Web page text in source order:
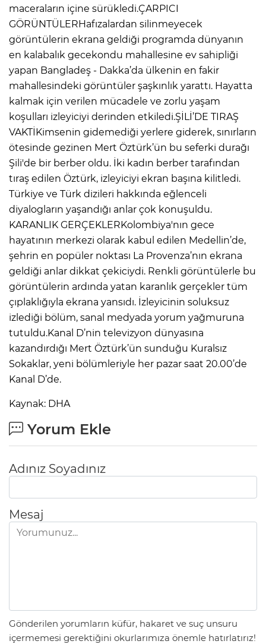
maceraların içine sürükledi.ÇARPICI
GÖRÜNTÜLERHafızalardan silinmeyecek
görüntülerin ekrana geldiği programda dünyanın
en kalabalık gecekondu mahallesine ev sahipliği
yapan Bangladeş - Dakka’da ülkenin en fakir
mahallesindeki görüntüler şaşkınlık yarattı. Hayatta
kalmak için verilen mücadele ve zorlu yaşam
koşulları izleyiciyi derinden etkiledi.ŞİLİ’DE TIRAŞ
VAKTİKimsenin gidemediği yerlere giderek, sınırların
ötesinde gezinen Mert Öztürk’ün bu seferki durağı
Şili'de bir berber oldu. İki kadın berber tarafından
tıraş edilen Öztürk, izleyiciyi ekran başına kilitledi.
Türkiye ve Türk dizileri hakkında eğlenceli
diyalogların yaşandığı anlar çok konuşuldu.
KARANLIK GERÇEKLERKolombiya'nın gece
hayatının merkezi olarak kabul edilen Medellin’de,
şehrin en popüler noktası La Provenza’nın ekrana
geldiği anlar dikkat çekiciydi. Renkli görüntülerle bu
görüntülerin ardında yatan karanlık gerçekler tüm
çıplaklığıyla ekrana yansıdı. İzleyicinin soluksuz
izlediği bölüm, sanal medyada yorum yağmuruna
tutuldu.Kanal D’nin televizyon dünyasına
kazandırdığı Mert Öztürk’ün sunduğu Kuralsız
Sokaklar, yeni bölümleriyle her pazar saat 20.00’de
Kanal D’de.
Kaynak: DHA
Yorum Ekle
Adınız Soyadınız
Mesaj
Gönderilen yorumların küfür, hakaret ve suç unsuru
içermemesi gerektiğini okurlarımıza önemle hatırlatırız!